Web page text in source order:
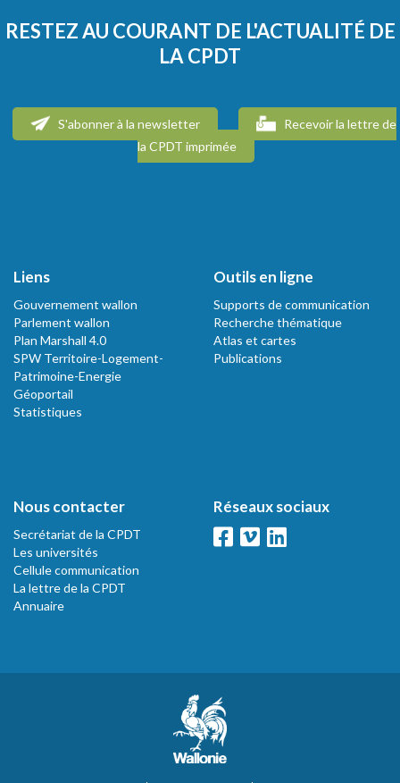
RESTEZ AU COURANT DE L'ACTUALITÉ DE
LA CPDT
S'abonner à la newsletter
Recevoir la lettre de
la CPDT imprimée
Liens
Gouvernement wallon
Parlement wallon
Plan Marshall 4.0
SPW Territoire-Logement-
Patrimoine-Energie
Géoportail
Statistiques
Outils en ligne
Supports de communication
Recherche thématique
Atlas et cartes
Publications
Nous contacter
Secrétariat de la CPDT
Les universités
Cellule communication
La lettre de la CPDT
Annuaire
Réseaux sociaux